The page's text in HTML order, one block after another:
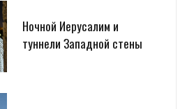
Ночной Иерусалим и
туннели Западной стены